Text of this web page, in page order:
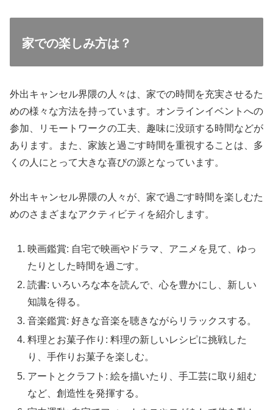
家での楽しみ方は？
外出キャンセル界隈の人々は、家での時間を充実させるた
めの様々な方法を持っています。オンラインイベントへの
参加、リモートワークの工夫、趣味に没頭する時間などが
あります。また、家族と過ごす時間を重視することは、多
くの人にとって大きな喜びの源となっています。
外出キャンセル界隈の人々が、家で過ごす時間を楽しむた
めのさまざまなアクティビティを紹介します。
映画鑑賞: 自宅で映画やドラマ、アニメを見て、ゆっ
たりとした時間を過ごす。
読書: いろいろな本を読んで、心を豊かにし、新しい
知識を得る。
音楽鑑賞: 好きな音楽を聴きながらリラックスする。
料理とお菓子作り: 料理の新しいレシピに挑戦した
り、手作りお菓子を楽しむ。
アートとクラフト: 絵を描いたり、手工芸に取り組む
など、創造性を発揮する。